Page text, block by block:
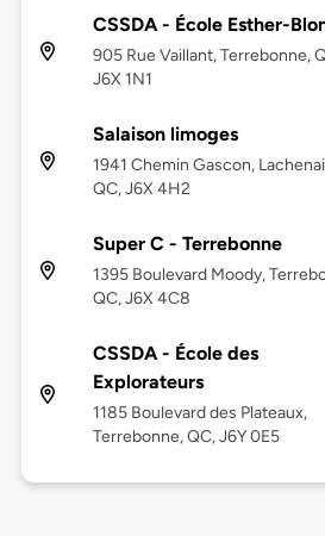
CSSDA - École Esther-
905 Rue Vaillant, Terrebonne,
J6X 1N1
Salaison limoges
1941 Chemin Gascon,
QC, J6X 4H2
Super C - Terrebonne
1395 Boulevard Moody,
QC, J6X 4C8
CSSDA - École des
Explorateurs
1185 Boulevard des Plateaux,
Terrebonne, QC, J6Y 0E5